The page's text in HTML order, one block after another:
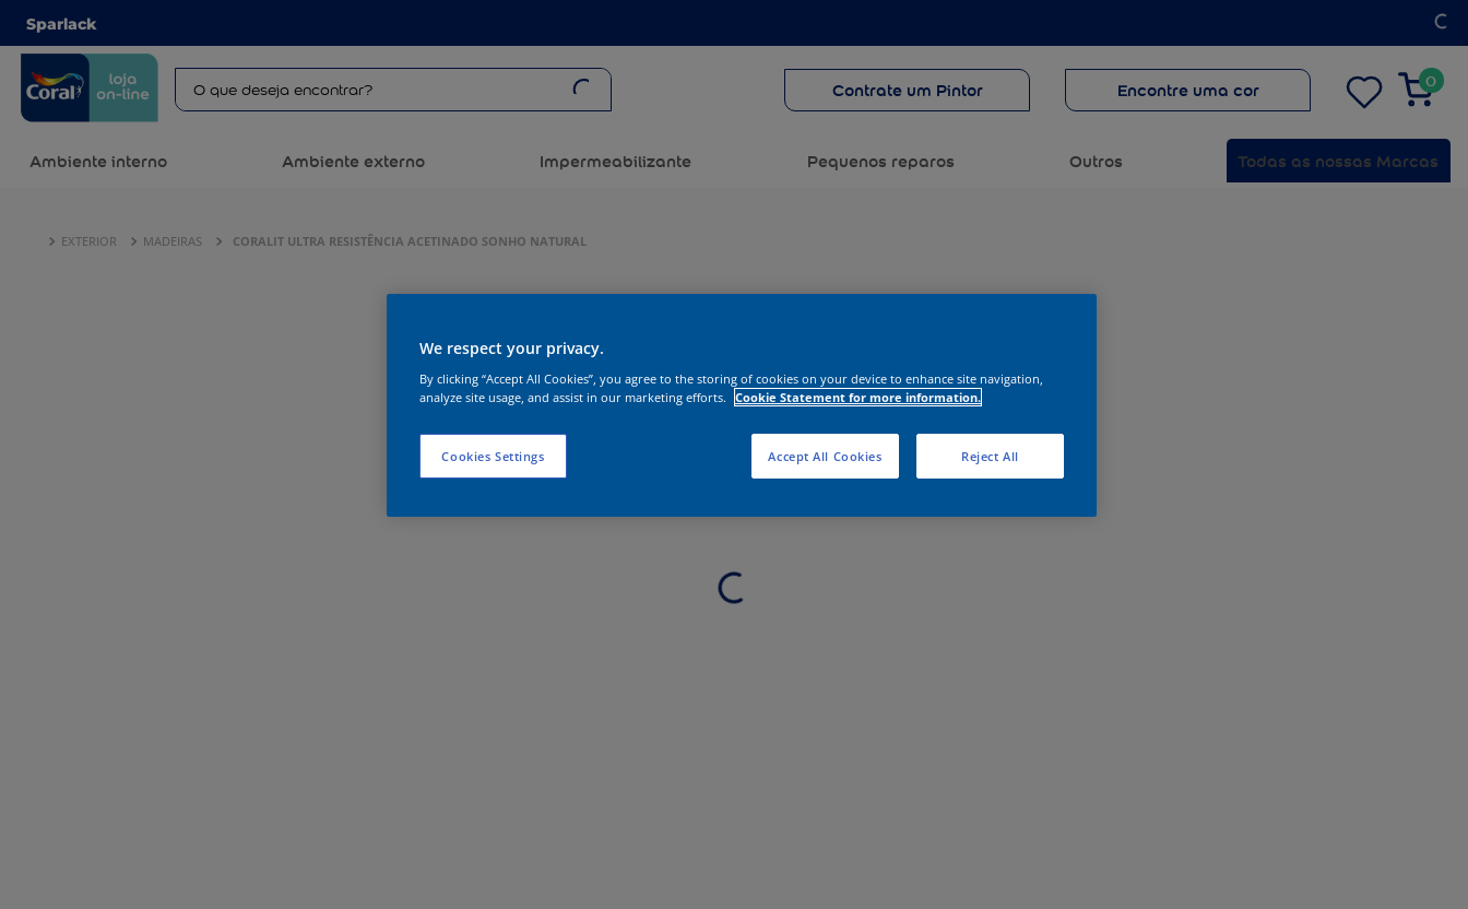
Sparlack
Contrate um Pintor Encontre uma cor 0
Ambiente interno Ambiente externo Impermeabilizante Pequenos reparos Outros Todas as nossas Marcas
EXTERIOR MADEIRAS CORALIT ULTRA RESISTÊNCIA ACETINADO SONHO NATURAL
We respect your privacy.
By clicking “Accept All Cookies”, you agree to the storing of cookies on your device to enhance site navigation,
analyze site usage, and assist in our marketing efforts. Cookie Statement for more information.
Cookies Settings Reject All
Accept All Cookies